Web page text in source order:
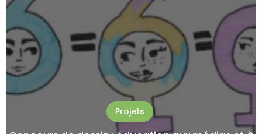
Projets